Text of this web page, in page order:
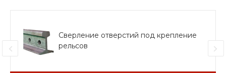
Сверление отверстий под крепление
рельсов